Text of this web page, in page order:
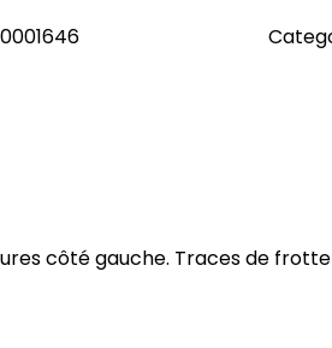
côté gauche. Traces de